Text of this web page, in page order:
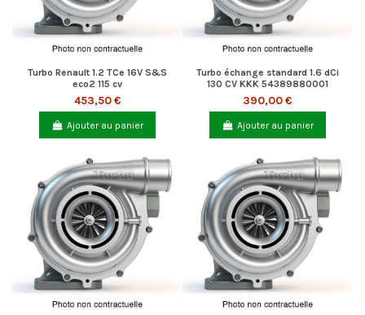
Turbo Renault 1.2 TCe 16V S&S
eco2 115 cv
453,50 €
Ajouter au panier
Turbo échange standard 1.6 dCi
130 CV KKK 54389880001
390,00 €
Ajouter au panier